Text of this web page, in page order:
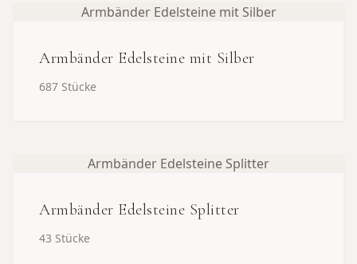
Armbänder Edelsteine mit Silber
Armbänder Edelsteine mit Silber
687 Stücke
Armbänder Edelsteine Splitter
Armbänder Edelsteine Splitter
43 Stücke